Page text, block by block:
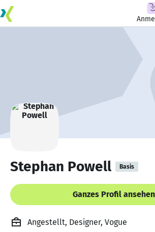
Stephan Powell Basis
Ganzes Profil ansehen
Angestellt, Designer, Vogue